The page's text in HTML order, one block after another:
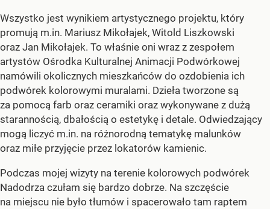
Wszystko jest wynikiem artystycznego projektu, który
promują m.in. Mariusz Mikołajek, Witold Liszkowski
oraz Jan Mikołajek. To właśnie oni wraz z zespołem
artystów Ośrodka Kulturalnej Animacji Podwórkowej
namówili okolicznych mieszkańców do ozdobienia ich
podwórek kolorowymi muralami. Dzieła tworzone są
za pomocą farb oraz ceramiki oraz wykonywane z dużą
starannością, dbałością o estetykę i detale. Odwiedzający
mogą liczyć m.in. na różnorodną tematykę malunków
oraz miłe przyjęcie przez lokatorów kamienic.
Podczas mojej wizyty na terenie kolorowych podwórek
Nadodrza czułam się bardzo dobrze. Na szczęście
na miejscu nie było tłumów i spacerowało tam raptem